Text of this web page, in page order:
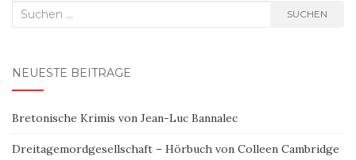
Suchen
SUCHEN
NEUESTE BEITRÄGE
Bretonische Krimis von Jean-Luc Bannalec
Dreitagemordgesellschaft – Hörbuch von Colleen Cambridge